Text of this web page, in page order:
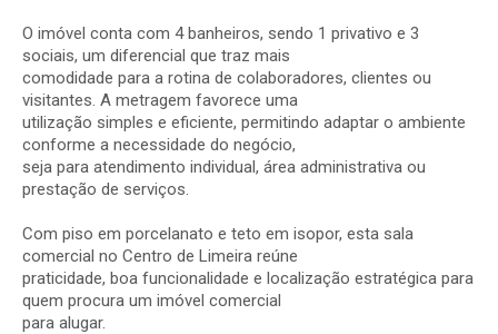
O imóvel conta com 4 banheiros, sendo 1 privativo e 3
sociais, um diferencial que traz mais
comodidade para a rotina de colaboradores, clientes ou
visitantes. A metragem favorece uma
utilização simples e eficiente, permitindo adaptar o ambiente
conforme a necessidade do negócio,
seja para atendimento individual, área administrativa ou
prestação de serviços.
Com piso em porcelanato e teto em isopor, esta sala
comercial no Centro de Limeira reúne
praticidade, boa funcionalidade e localização estratégica para
quem procura um imóvel comercial
para alugar.